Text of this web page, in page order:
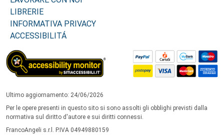
LIBRERIE
INFORMATIVA PRIVACY
ACCESSIBILITÁ
Ultimo aggiornamento: 24/06/2026
Per le opere presenti in questo sito si sono assolti gli obblighi previsti dalla
normativa sul diritto d'autore e sui diritti connessi.
FrancoAngeli s.r.l. P.IVA 04949880159